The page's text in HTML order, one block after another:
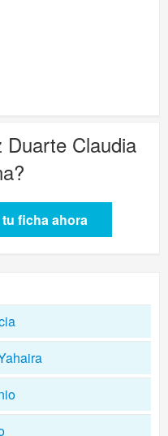
Duarte Claudia
?
ficha ahora